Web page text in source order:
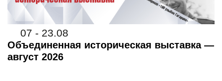
07 - 23.08
Объединенная историческая выставка —
август 2026